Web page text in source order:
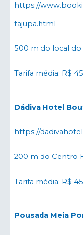
https://
tajupa.html
500 m do local
Tarifa média: R$
Dádiva Hotel
https://
200 m do Centro
Tarifa média: R$
Pousada Meia